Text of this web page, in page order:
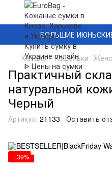
БОЛЬШИЕ
Каталог Кошельки
Практичный
натуральной
Черный
Артикул: 21133 Оставить
−39%